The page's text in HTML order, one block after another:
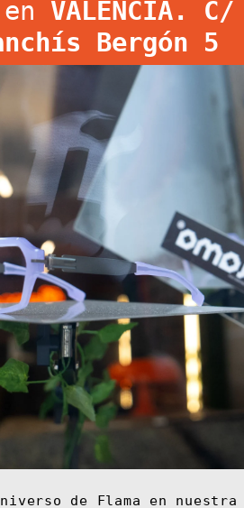
VALENCIA.
C/
Bergón 5
de Flama en nuestra